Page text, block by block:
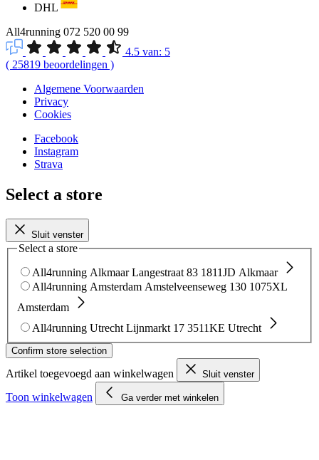
DHL
All4running 072 520 00 99
4.5 van: 5
( 25819 beoordelingen )
Algemene Voorwaarden
Privacy
Cookies
Facebook
Instagram
Strava
Select a store
Sluit venster
Select a store
All4running Alkmaar Langestraat 83 1811JD Alkmaar
All4running Amsterdam Amstelveenseweg 130 1075XL
Amsterdam
All4running Utrecht Lijnmarkt 17 3511KE Utrecht
Confirm store selection
Artikel toegevoegd aan winkelwagen Sluit venster
Toon winkelwagen Ga verder met winkelen